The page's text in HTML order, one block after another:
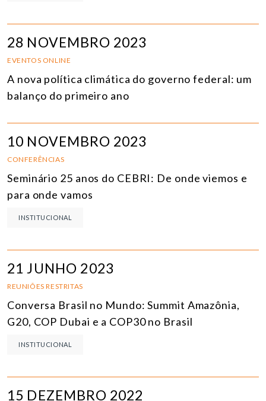
28 NOVEMBRO 2023
EVENTOS ONLINE
A nova política climática do governo federal: um
balanço do primeiro ano
10 NOVEMBRO 2023
CONFERÊNCIAS
Seminário 25 anos do CEBRI: De onde viemos e
para onde vamos
INSTITUCIONAL
21 JUNHO 2023
REUNIÕES RESTRITAS
Conversa Brasil no Mundo: Summit Amazônia,
G20, COP Dubai e a COP30 no Brasil
INSTITUCIONAL
15 DEZEMBRO 2022